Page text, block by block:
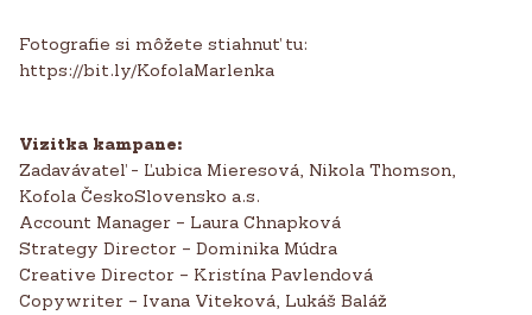
Fotografie si môžete stiahnuť tu:
https://bit.ly/KofolaMarlenka
Vizitka kampane:
Zadavávateľ - Ľubica Mieresová, Nikola Thomson,
Kofola ČeskoSlovensko a.s.
Account Manager – Laura Chnapková
Strategy Director – Dominika Múdra
Creative Director – Kristína Pavlendová
Copywriter – Ivana Viteková, Lukáš Baláž